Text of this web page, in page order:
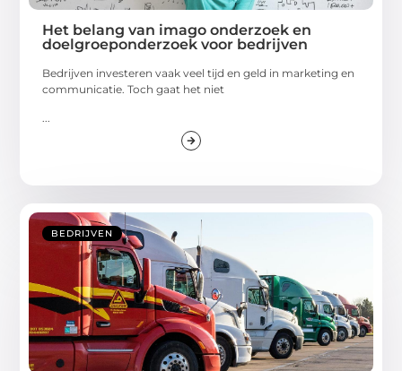
Het belang van imago onderzoek en
doelgroeponderzoek voor bedrijven
Bedrijven investeren vaak veel tijd en geld in marketing en
communicatie. Toch gaat het niet
...
BEDRIJVEN